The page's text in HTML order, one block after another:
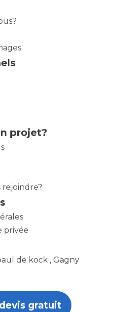
projet?
privée
de kock , Gagny
gratuit